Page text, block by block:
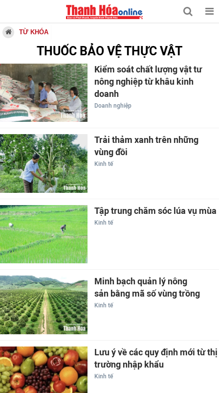
TỪ KHÓA
THUỐC BẢO VỆ THỰC VẬT
Kiểm soát chất lượng vật tư
nông nghiệp từ khâu kinh
doanh
Doanh nghiệp
Trải thảm xanh trên những
vùng đồi
Kinh tế
Tập trung chăm sóc lúa vụ mùa
Kinh tế
Minh bạch quản lý nông
sản bằng mã số vùng trồng
Kinh tế
Lưu ý về các quy định mới từ thị
trường nhập khẩu
Kinh tế